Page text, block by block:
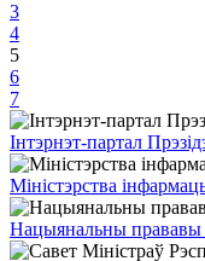
3
4
5
6
7
Інтэрнэт-партал
Міністэрства
Нацыянальны прававы